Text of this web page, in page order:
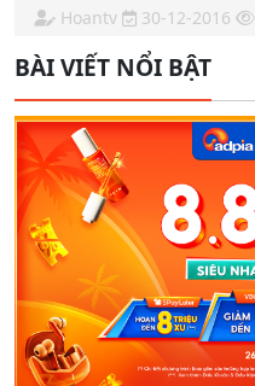
Hoantv 30-12-2016
BÀI VIẾT NỔI BẬT